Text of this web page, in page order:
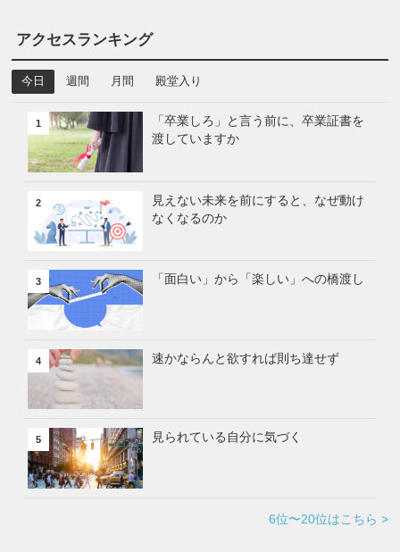
アクセスランキング
今日 週間 月間 殿堂入り
1
「卒業しろ」と言う前に、卒業証書を
渡していますか
2
見えない未来を前にすると、なぜ動け
なくなるのか
3 「面白い」から「楽しい」への橋渡し
4 速かならんと欲すれば則ち達せず
5 見られている自分に気づく
6位〜20位はこちら >